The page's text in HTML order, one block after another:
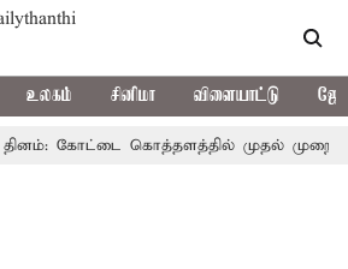
உலகம் சினிமா விளையாட்டு
கோட்டை கொத்தளத்தில் முதல் முறையாக